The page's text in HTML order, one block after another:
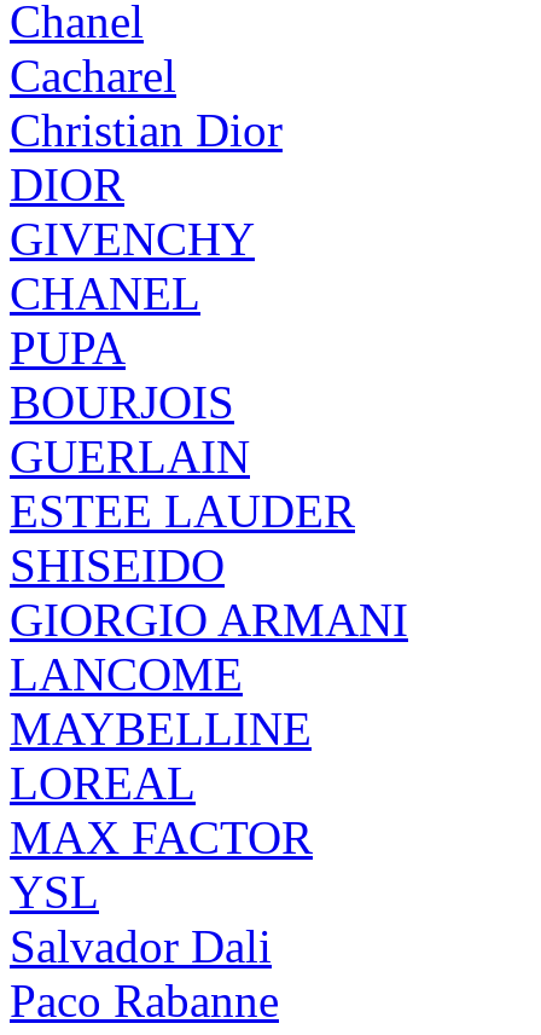
Chanel
Cacharel
Christian Dior
DIOR
GIVENCHY
CHANEL
PUPA
BOURJOIS
GUERLAIN
ESTEE LAUDER
SHISEIDO
GIORGIO ARMANI
LANCOME
MAYBELLINE
LOREAL
MAX FACTOR
YSL
Salvador Dali
Paco Rabanne